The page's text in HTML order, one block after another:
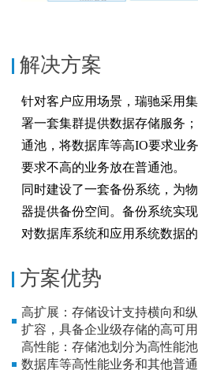
解决方案
针对客户应用场景，瑞驰采用
署一套集群提供数据存储服务
通池，将数据库等高IO要求业
要求不高的业务放在普通池。
同时建设了一套备份系统，为
器提供备份空间。备份系统实
对数据库系统和应用系统数据的
方案优势
高扩展：存储设计支持横向和
扩容，具备企业级存储的高可用
高性能：存储池划分为高性能
数据库等高性能业务和其他普